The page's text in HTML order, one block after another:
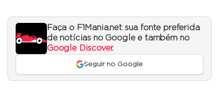
Faça o F1Mania.net sua fonte preferida
de notícias no Google e também no
Google Discover.
Seguir no Google